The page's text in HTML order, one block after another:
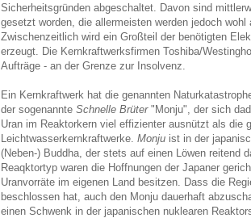
Sicherheitsgründen abgeschaltet. Davon sind
gesetzt worden, die allermeisten werden jedoch wohl
Zwischenzeitlich wird ein Großteil der benötigten
erzeugt. Die Kernkraftwerksfirmen Toshiba/
Aufträge - an der Grenze zur Insolvenz.
Ein Kernkraftwerk hat die genannten
der sogenannte Schnelle Brüter"Monju", der sich
Uran im Reaktorkern viel effizienter ausnützt als die
Leichtwasserkernkraftwerke. Monju ist in der
(Neben-) Buddha, der stets auf einen Löwen reitend
Reaqktortyp waren die Hoffnungen der Japaner
Uranvorräte im eigenen Land besitzen. Dass die
beschlossen hat, auch den Monju dauerhaft
einen Schwenk in der japanischen nuklearen